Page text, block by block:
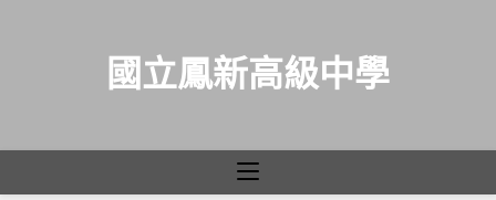
國立鳳新高級中學